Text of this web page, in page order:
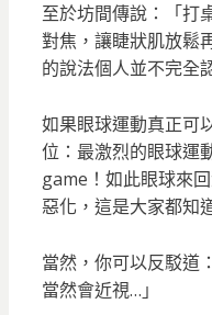
至於坊間傳說：「打
對焦，讓睫狀肌放鬆
的說法個人並不完全
如果眼球運動真正可
位：最激烈的眼球運
game！如此眼球來
惡化，這是大家都知
當然，你可以反駁道
當然會近視…」